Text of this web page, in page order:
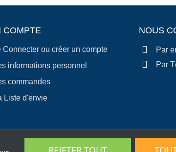
COMPTE
Connecter ou créer un compte
informations personnel
commandes
Liste d'envie
NOUS
Par
Par